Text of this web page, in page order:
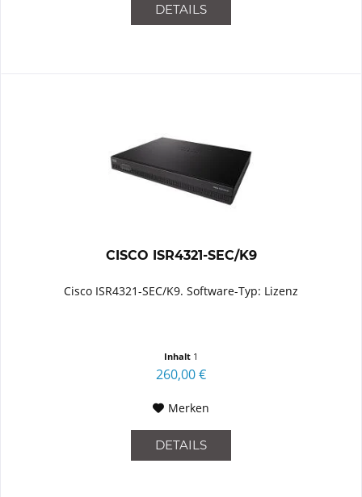
DETAILS
CISCO ISR4321-SEC/K9
Cisco ISR4321-SEC/K9. Software-Typ: Lizenz
Inhalt 1
260,00 €
Merken
DETAILS